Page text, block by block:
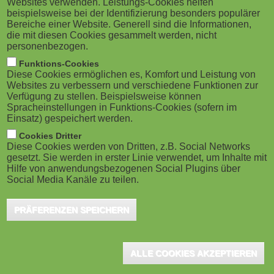
M
o
b
i
l
e
)
g
a
o
n
Bochum, August 2022 - (von Christian Laber, Head of
eLearning Development bei G DATA
CyberDefense) Bei Fortbildungen setzen immer mehr
Unternehmen auf eLearnings, um Mitarbeitenden neue
Inhalte näherzubringen oder Themen zu vertiefen.
Dabei steht zurzeit eine Frage im Vordergrund: Wie
langfristig an das Gelernte? Die Lösung lautet:
Websites verwenden. Leistungs-Cookies helfen
beispielsweise bei der Identifizierung besonders populärer
Bereiche einer Website. Generell sind die Informationen,
die mit diesen Cookies gesammelt werden, nicht
personenbezogen.
Funktions-Cookies
Diese Cookies ermöglichen es, Komfort und Leistung von
Websites zu verbessern und verschiedene Funktionen zur
Verfügung zu stellen. Beispielsweise können
Spracheinstellungen in Funktions-Cookies (sofern im
Einsatz) gespeichert werden.
Cookies Dritter
Diese Cookies werden von Dritten, z.B. Social Networks
gesetzt. Sie werden in erster Linie verwendet, um Inhalte mit
Hilfe von anwendungsbezogenen Social Plugins über
Social Media Kanäle zu teilen.
PRÄFERENZEN SPEICHERN
ALLE COOKIES AKZEPTIEREN